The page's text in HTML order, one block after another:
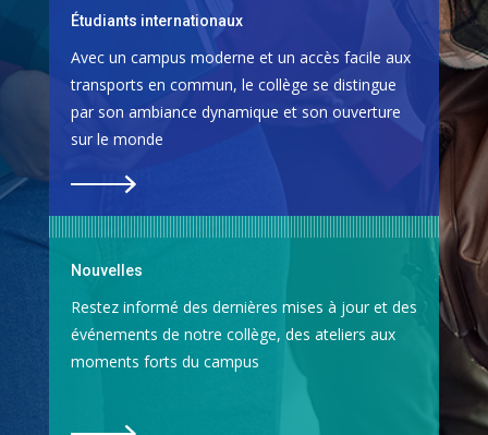
Étudiants internationaux
Avec un campus moderne et un accès facile aux
transports en commun, le collège se distingue
par son ambiance dynamique et son ouverture
sur le monde
Nouvelles
Restez informé des dernières mises à jour et des
événements de notre collège, des ateliers aux
moments forts du campus